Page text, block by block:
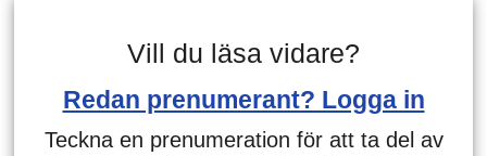
Vill du läsa vidare?
Redan prenumerant? Logga in
Teckna en prenumeration för att ta del av